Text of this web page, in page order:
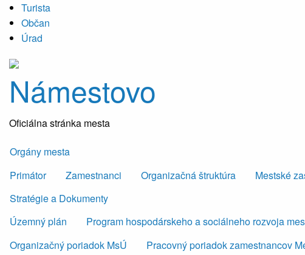
Turista
Občan
Úrad
Námestovo
Oficiálna stránka mesta
Orgány mesta
Primátor
Zamestnanci Organizačná štruktúra Mestské
Stratégie a Dokumenty
Územný plán
Program hospodárskeho a sociálneho rozvoja
Organizačný poriadok MsÚ
Pracovný poriadok zamestnancov